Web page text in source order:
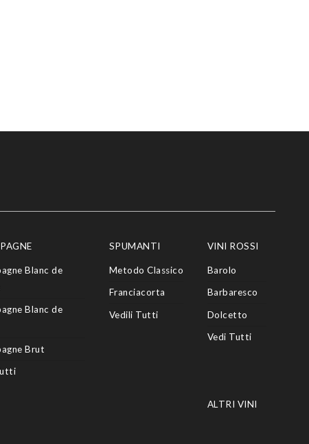
Blanc de
Blanc de
Brut
SPUMANTI
Metodo Classico
Franciacorta
Vedili Tutti
VINI ROSSI
Barolo
Barbaresco
Dolcetto
Vedi Tutti
ALTRI VINI